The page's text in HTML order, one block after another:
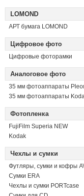
LOMOND
АРТ бумага LOMOND
Цифровое фото
Цифровые фоторамки
Аналоговое фото
35 мм фотоаппараты
35 мм фотоаппараты
Фотопленка
FujiFilm Superia NEW
Kodak
Чехлы и сумки
Футляры, сумки и кофры
Сумки ERA
Чехлы и сумки PORTcase